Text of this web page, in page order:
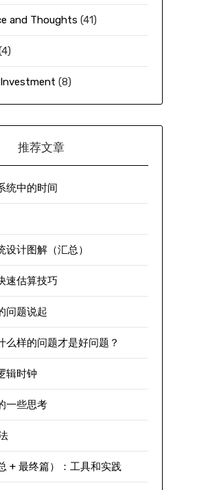
and Thoughts (41)
(8)
推荐文章
统中的时间
计图解（汇总）
速估算技巧
问题说起
么样的问题才是好问题？
辑时钟
一些思考
+ 最终篇）：工具和实践